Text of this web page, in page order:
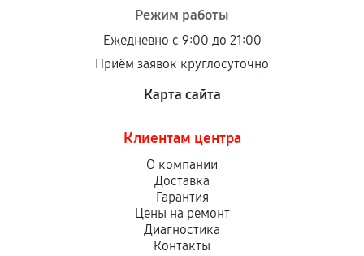
Режим работы
Ежедневно с 9:00 до 21:00
Приём заявок круглосуточно
Карта сайта
Клиентам центра
О компании
Доставка
Гарантия
Цены на ремонт
Диагностика
Контакты